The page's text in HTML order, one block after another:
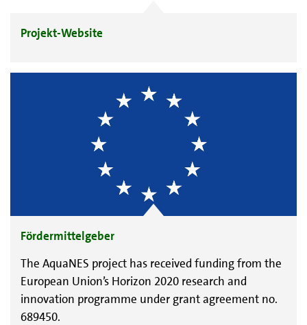
Projekt-Website
Fördermittelgeber
The AquaNES project has received funding from the
European Union’s Horizon 2020 research and
innovation programme under grant agreement no.
689450.